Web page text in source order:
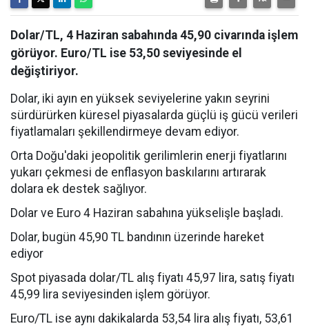
Dolar/TL, 4 Haziran sabahında 45,90 civarında işlem
görüyor. Euro/TL ise 53,50 seviyesinde el
değiştiriyor.
Dolar, iki ayın en yüksek seviyelerine yakın seyrini
sürdürürken küresel piyasalarda güçlü iş gücü verileri
fiyatlamaları şekillendirmeye devam ediyor.
Orta Doğu'daki jeopolitik gerilimlerin enerji fiyatlarını
yukarı çekmesi de enflasyon baskılarını artırarak
dolara ek destek sağlıyor.
Dolar ve Euro 4 Haziran sabahına yükselişle başladı.
Dolar, bugün 45,90 TL bandının üzerinde hareket
ediyor
Spot piyasada dolar/TL alış fiyatı 45,97 lira, satış fiyatı
45,99 lira seviyesinden işlem görüyor.
Euro/TL ise aynı dakikalarda 53,54 lira alış fiyatı, 53,61